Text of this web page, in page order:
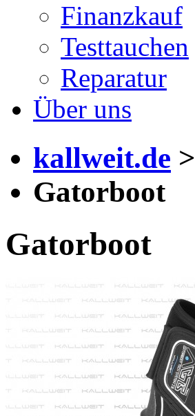
Finanzkauf
Testtauchen
Reparatur
Über uns
kallweit.de >
Gatorboot
Gatorboot